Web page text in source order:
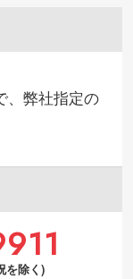
、弊社指定の
を除く)